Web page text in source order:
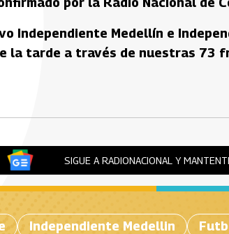
Independiente Medellín e
la tarde a través de nuestras 73
SIGUE A RADIONACIONAL Y
Independiente Medellin